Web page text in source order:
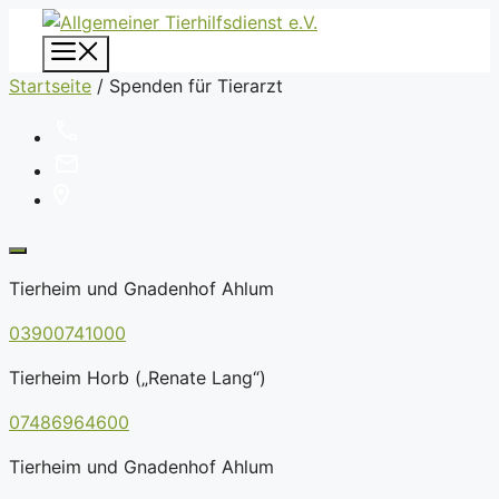
Zum
Inhalt
springen
Startseite / Spenden für Tierarzt
Tierheim und Gnadenhof Ahlum
03900741000
Tierheim Horb („Renate Lang“)
07486964600
Tierheim und Gnadenhof Ahlum